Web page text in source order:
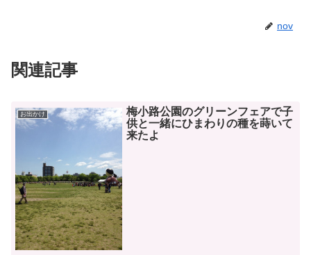
nov
関連記事
お出かけ
梅小路公園のグリーンフェアで子
供と一緒にひまわりの種を蒔いて
来たよ